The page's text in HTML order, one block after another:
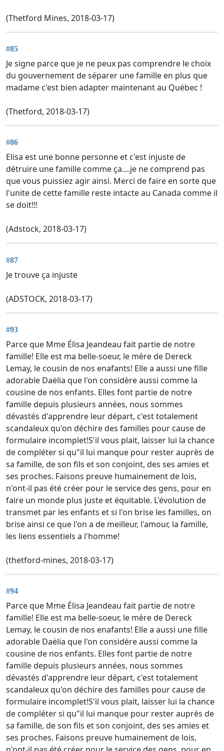
(Thetford Mines, 2018-03-17)
#85
Je signe parce que je ne peux pas comprendre le choix
du gouvernement de séparer une famille en plus que
madame c'est bien adapter maintenant au Québec !
(Thetford, 2018-03-17)
#86
Elisa est une bonne personne et c'est injuste de
détruire une famille comme ça....je ne comprend pas
que vous puissiez agir ainsi. Merci de faire en sorte que
l'unite de cette famille reste intacte au Canada comme il
se doit!!!
(Adstock, 2018-03-17)
#87
Je trouve ça injuste
(ADSTOCK, 2018-03-17)
#93
Parce que Mme Élisa Jeandeau fait partie de notre
famille! Elle est ma belle-soeur, le mère de Dereck
Lemay, le cousin de nos enafants! Elle a aussi une fille
adorable Daëlia que l'on considère aussi comme la
cousine de nos enfants. Elles font partie de notre
famille depuis plusieurs années, nous sommes
dévastés d'apprendre leur départ, c'est totalement
scandaleux qu'on déchire des familles pour cause de
formulaire incomplet!S'il vous plait, laisser lui la chance
de compléter si qu"il lui manque pour rester auprès de
sa famille, de son fils et son conjoint, des ses amies et
ses proches. Faisons preuve humainement de lois,
n'ont-il pas été créer pour le service des gens, pour en
faire un monde plus juste et équitable. L'évolution de
transmet par les enfants et si l'on brise les familles, on
brise ainsi ce que l'on a de meilleur, l'amour, la famille,
les liens essentiels a l'homme!
(thetford-mines, 2018-03-17)
#94
Parce que Mme Élisa Jeandeau fait partie de notre
famille! Elle est ma belle-soeur, le mère de Dereck
Lemay, le cousin de nos enafants! Elle a aussi une fille
adorable Daëlia que l'on considère aussi comme la
cousine de nos enfants. Elles font partie de notre
famille depuis plusieurs années, nous sommes
dévastés d'apprendre leur départ, c'est totalement
scandaleux qu'on déchire des familles pour cause de
formulaire incomplet!S'il vous plait, laisser lui la chance
de compléter si qu"il lui manque pour rester auprès de
sa famille, de son fils et son conjoint, des ses amies et
ses proches. Faisons preuve humainement de lois,